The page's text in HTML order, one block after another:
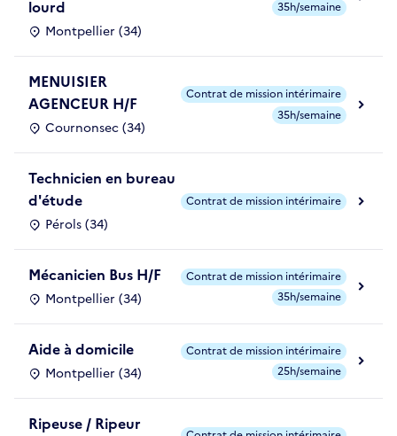
lourd
Montpellier (34)
35h/semaine
MENUISIER
AGENCEUR H/F
Cournonsec (34)
Contrat de mission intérimaire
35h/semaine
Technicien en bureau
d'étude
Pérols (34)
Contrat de mission intérimaire
Mécanicien Bus H/F
Montpellier (34)
Contrat de mission intérimaire
35h/semaine
Aide à domicile
Montpellier (34)
Contrat de mission intérimaire
25h/semaine
Ripeuse / Ripeur